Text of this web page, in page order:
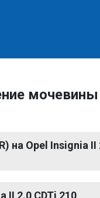
мочевины
на Opel Insignia II
II 2.0 CDTi 210